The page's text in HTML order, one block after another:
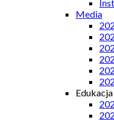
Media
Edukacja